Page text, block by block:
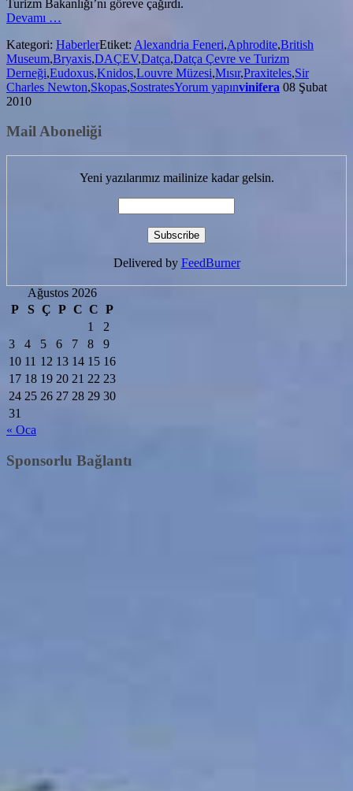
Turizm Bakanlığı’nı göreve çağırdı.
Devamı
Kenti
Sahipsiz
Kaldı
…
Kategori: HaberlerEtiket: Alexandria Feneri,Aphrodite,British
Museum,Bryaxis,DAÇEV,Datça,Datça Çevre ve Turizm
Derneği,Eudoxus,Knidos,Louvre Müzesi,Mısır,Praxiteles,Sir
Charles Newton,Skopas,SostratesYorum yapınvinifera 08 Şubat
2010
Mail Aboneliği
Yeni yazılarımız mailinize kadar gelsin.
Delivered by FeedBurner
Ağustos 2026
P
S Ç P C C P
1
2
3
4 5 6 7 8
9
10 11 12 13 14 15 16
17 18 19 20 21 22 23
24 25 26 27 28 29 30
31
« Oca
Sponsorlu Bağlantı